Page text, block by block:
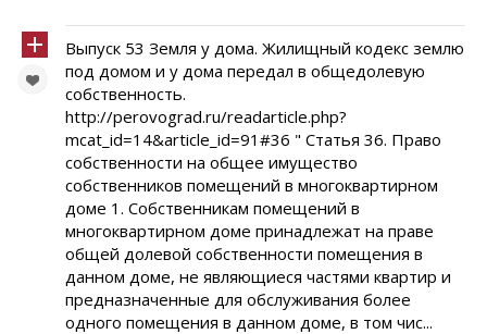
Выпуск 53 Земля у дома. Жилищный кодекс землю
под домом и у дома передал в общедолевую
собственность.
http://perovograd.ru/readarticle.php?
mcat_id=14&article_id=91#36 " Статья 36. Право
собственности на общее имущество
собственников помещений в многоквартирном
доме 1. Собственникам помещений в
многоквартирном доме принадлежат на праве
общей долевой собственности помещения в
данном доме, не являющиеся частями квартир и
предназначенные для обслуживания более
одного помещения в данном доме, в том чис...